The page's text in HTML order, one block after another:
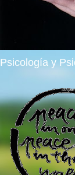
Psicología y